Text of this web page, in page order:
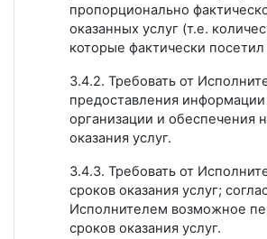
пропорционально
оказанных услуг (т.е.
которые фактически
3.4.2. Требовать от
предоставления
организации и обеспечения
оказания услуг.
3.4.3. Требовать от
сроков оказания услуг;
Исполнителем возможное
сроков оказания услуг.